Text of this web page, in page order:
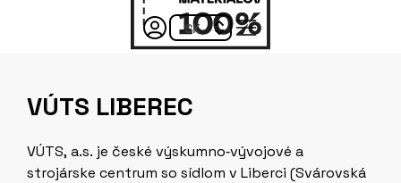
VÚTS LIBEREC
VÚTS, a.s. je české výskumno‑vývojové a
strojárske centrum so sídlom v Liberci (Svárovská